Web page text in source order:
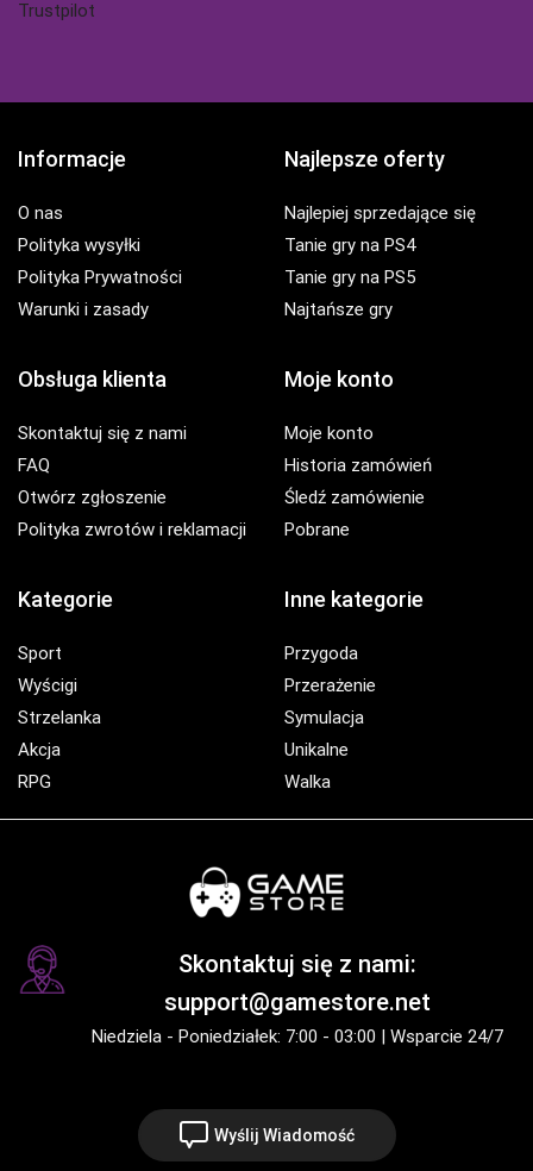
Trustpilot
Informacje
O nas
Polityka wysyłki
Polityka Prywatności
Warunki i zasady
Najlepsze oferty
Najlepiej sprzedające się
Tanie gry na PS4
Tanie gry na PS5
Najtańsze gry
Obsługa klienta
Skontaktuj się z nami
FAQ
Otwórz zgłoszenie
Polityka zwrotów i reklamacji
Moje konto
Moje konto
Historia zamówień
Śledź zamówienie
Pobrane
Kategorie
Sport
Wyścigi
Strzelanka
Akcja
RPG
Inne kategorie
Przygoda
Przerażenie
Symulacja
Unikalne
Walka
Skontaktuj się z nami:
support@gamestore.net
Niedziela - Poniedziałek: 7:00 - 03:00 | Wsparcie 24/7
Wyślij Wiadomość